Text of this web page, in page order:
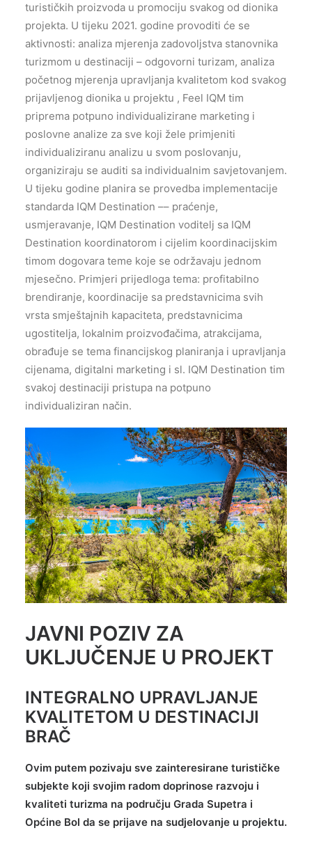
turističkih proizvoda u promociju svakog od dionika
projekta. U tijeku 2021. godine provoditi će se
aktivnosti: analiza mjerenja zadovoljstva stanovnika
turizmom u destinaciji – odgovorni turizam, analiza
početnog mjerenja upravljanja kvalitetom kod svakog
prijavljenog dionika u projektu , Feel IQM tim
priprema potpuno individualizirane marketing i
poslovne analize za sve koji žele primjeniti
individualiziranu analizu u svom poslovanju,
organiziraju se auditi sa individualnim savjetovanjem.
U tijeku godine planira se provedba implementacije
standarda IQM Destination –– praćenje,
usmjeravanje, IQM Destination voditelj sa IQM
Destination koordinatorom i cijelim koordinacijskim
timom dogovara teme koje se održavaju jednom
mjesečno. Primjeri prijedloga tema: profitabilno
brendiranje, koordinacije sa predstavnicima svih
vrsta smještajnih kapaciteta, predstavnicima
ugostitelja, lokalnim proizvođačima, atrakcijama,
obrađuje se tema financijskog planiranja i upravljanja
cijenama, digitalni marketing i sl. IQM Destination tim
svakoj destinaciji pristupa na potpuno
individualiziran način.
JAVNI POZIV ZA
UKLJUČENJE U PROJEKT
INTEGRALNO UPRAVLJANJE
KVALITETOM U DESTINACIJI
BRAČ
Ovim putem pozivaju sve zainteresirane turističke
subjekte koji svojim radom doprinose razvoju i
kvaliteti turizma na području Grada Supetra i
Općine Bol da se prijave na sudjelovanje u projektu.